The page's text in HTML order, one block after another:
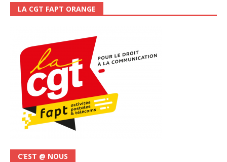
LA CGT FAPT ORANGE
C’EST @ NOUS